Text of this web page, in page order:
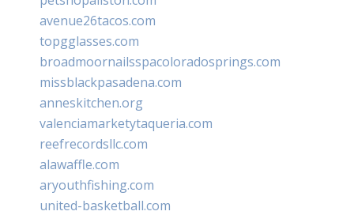
avenue26tacos.com
topgglasses.com
broadmoornailsspacoloradosprings.com
missblackpasadena.com
anneskitchen.org
valenciamarketytaqueria.com
reefrecordsllc.com
alawaffle.com
aryouthfishing.com
united-basketball.com